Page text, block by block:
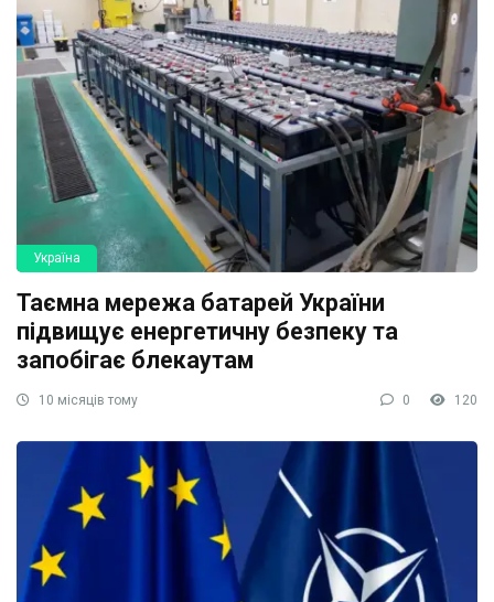
Україна
Таємна мережа батарей України
підвищує енергетичну безпеку та
запобігає блекаутам
10 місяців тому 0 120